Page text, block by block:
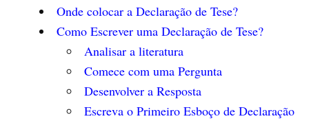
Onde colocar a Declaração de Tese?
Como Escrever uma Declaração de Tese?
Analisar a literatura
Comece com uma Pergunta
Desenvolver a Resposta
Escreva o Primeiro Esboço de Declaração